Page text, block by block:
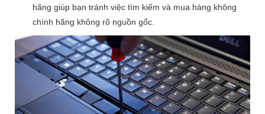
hãng giúp bạn tránh việc tìm kiếm và mua hàng không
chính hãng không rõ nguồn gốc.